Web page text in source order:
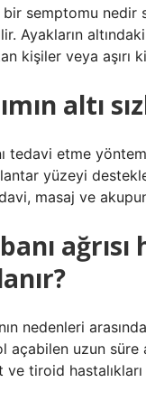
bir semptomu
Ayakların
kişiler veya aşırı
altı
tedavi etme
yüzeyi
masaj ve
nedenleri
açabilen uzun
tiroid hastalıkları